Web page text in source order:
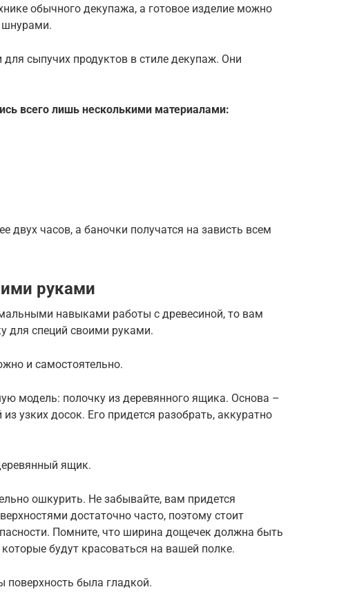
обычного декупажа, а готовое изделие можно
для сыпучих продуктов в стиле декупаж. Они
всего лишь несколькими материалами:
двух часов, а баночки получатся на зависть всем
руками
навыками работы с древесиной, то вам
для специй своими руками.
и самостоятельно.
модель: полочку из деревянного ящика. Основа –
узких досок. Его придется разобрать, аккуратно
ящик.
ошкурить. Не забывайте, вам придется
достаточно часто, поэтому стоит
Помните, что ширина дощечек должна быть
будут красоваться на вашей полке.
поверхность была гладкой.